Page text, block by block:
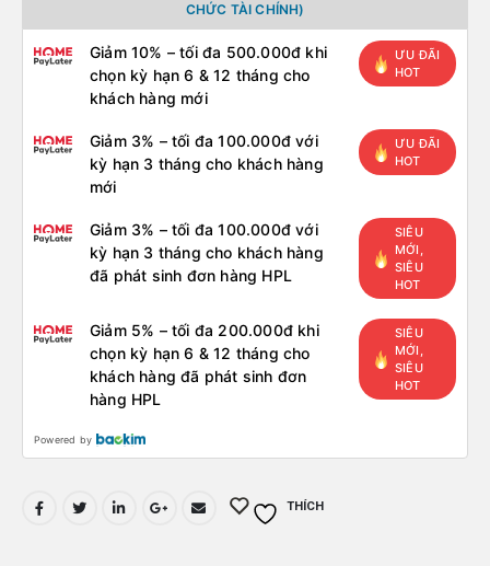
CHỨC TÀI CHÍNH)
Giảm 10% – tối đa 500.000đ khi
chọn kỳ hạn 6 & 12 tháng cho
khách hàng mới
ƯU ĐÃI
HOT
Giảm 3% – tối đa 100.000đ với
kỳ hạn 3 tháng cho khách hàng
mới
ƯU ĐÃI
HOT
Giảm 3% – tối đa 100.000đ với
kỳ hạn 3 tháng cho khách hàng
đã phát sinh đơn hàng HPL
SIÊU
MỚI,
SIÊU
HOT
Giảm 5% – tối đa 200.000đ khi
chọn kỳ hạn 6 & 12 tháng cho
khách hàng đã phát sinh đơn
hàng HPL
SIÊU
MỚI,
SIÊU
HOT
Powered by
THÍCH